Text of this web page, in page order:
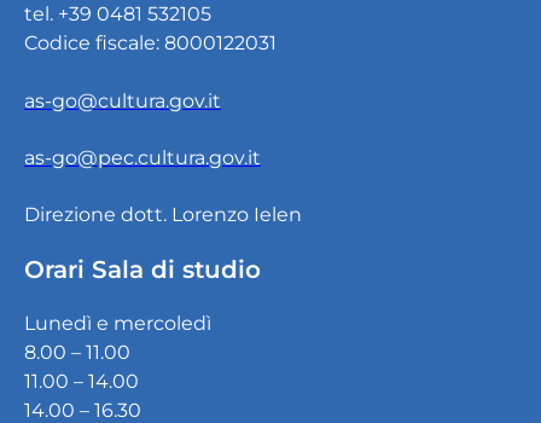
tel. +39 0481 532105
Codice fiscale: 8000122031
as-go@cultura.gov.it
as-go@pec.cultura.gov.it
Direzione dott. Lorenzo Ielen
Orari Sala di studio
Lunedì e mercoledì
8.00 – 11.00
11.00 – 14.00
14.00 – 16.30